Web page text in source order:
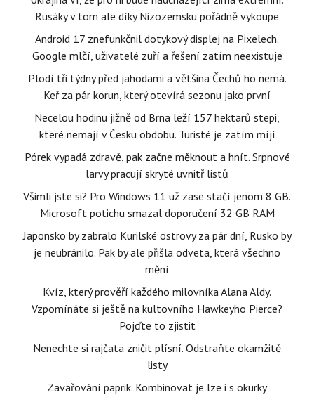
Rusáky v tom ale díky Nizozemsku pořádně vykoupe
Android 17 znefunkčnil dotykový displej na Pixelech.
Google mlčí, uživatelé zuří a řešení zatím neexistuje
Plodí tři týdny před jahodami a většina Čechů ho nemá.
Keř za pár korun, který otevírá sezonu jako první
Necelou hodinu jižně od Brna leží 157 hektarů stepi,
které nemají v Česku obdobu. Turisté je zatím míjí
Pórek vypadá zdravě, pak začne měknout a hnít. Srpnové
larvy pracují skryté uvnitř listů
Všimli jste si? Pro Windows 11 už zase stačí jenom 8 GB.
Microsoft potichu smazal doporučení 32 GB RAM
Japonsko by zabralo Kurilské ostrovy za pár dní, Rusko by
je neubránilo. Pak by ale přišla odveta, která všechno
mění
Kvíz, který prověří každého milovníka Alana Aldy.
Vzpomínáte si ještě na kultovního Hawkeyho Pierce?
Pojďte to zjistit
Nenechte si rajčata zničit plísní. Odstraňte okamžitě
listy
Zavařování paprik. Kombinovat je lze i s okurky